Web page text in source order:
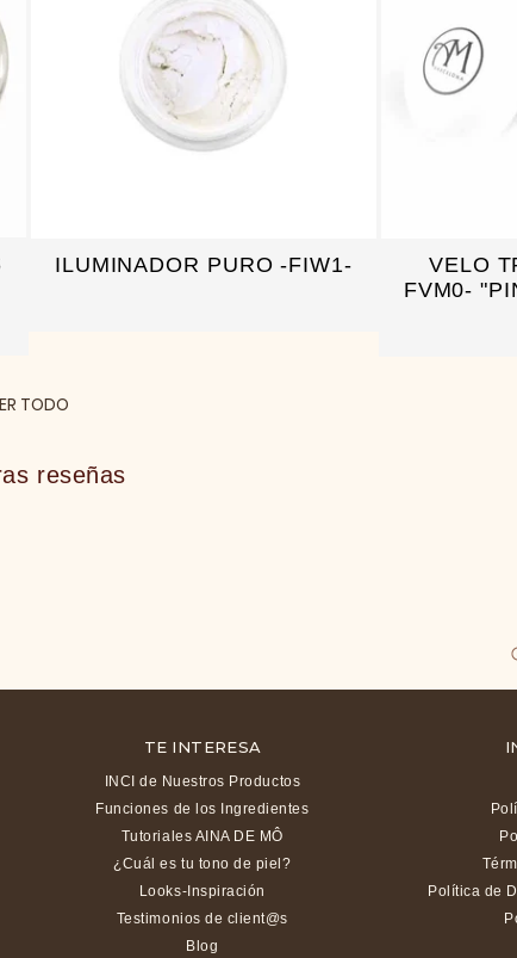
ILUMINADOR PURO -FIW1-
VELO
FVM0-
TODO
reseñas
TE INTERESA
INCI de Nuestros Productos
Funciones de los Ingredientes
Tutoriales AINA DE MÔ
¿Cuál es tu tono de piel?
Looks-Inspiración
Testimonios de client@s
Blog
Política de